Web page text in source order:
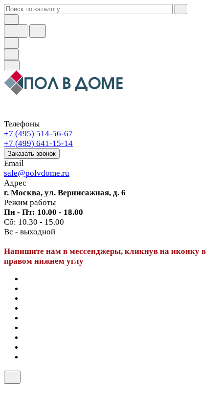
Телефоны
+7 (495) 514-56-67
+7 (499) 641-15-14
Заказать звонок
Email
sale@polvdome.ru
Адрес
г. Москва, ул. Вернисажная, д. 6
Режим работы
Пн - Пт: 10.00 - 18.00
Сб: 10.30 - 15.00
Вс - выходной
Напишите нам в мессенджеры, кликнув на иконку в
правом нижнем углу